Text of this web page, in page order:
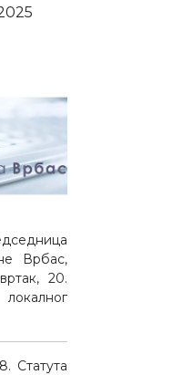
Врбас,
20.
Статута